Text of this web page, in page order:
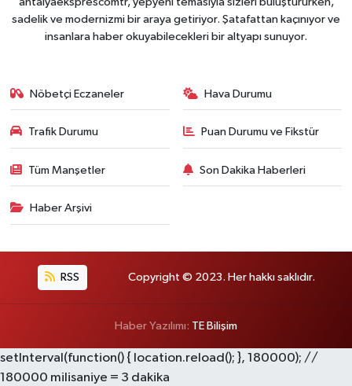
sadelik ve modernizmi bir araya getiriyor. Şatafattan kaçınıyor ve
insanlara haber okuyabilecekleri bir altyapı sunuyor.
Nöbetçi Eczaneler Hava Durumu
Trafik Durumu Puan Durumu ve Fikstür
Tüm Manşetler Son Dakika Haberleri
Haber Arşivi
RSS Copyright © 2023. Her hakkı saklıdır.
Haber Yazılımı: TE Bilişim
setInterval(function() { location.reload(); }, 180000); //
180000 milisaniye = 3 dakika